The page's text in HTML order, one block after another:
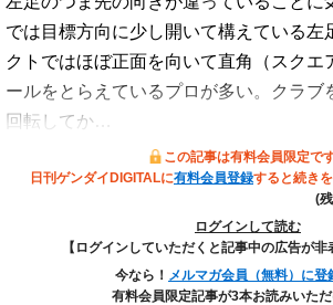
では目標方向に少し開いて構えている左
クトではほぼ正面を向いて直角（スクエ
ールをとらえているプロが多い。クラブ
回転してか…
この記事は有料会員限定です
日刊ゲンダイDIGITALに有料会員登録すると続き
(
ログインして読む
【ログインしていただくと記事中の広告が非
今なら！ メルマガ会員（無料）に登
有料会員限定記事が3本お読みいただ